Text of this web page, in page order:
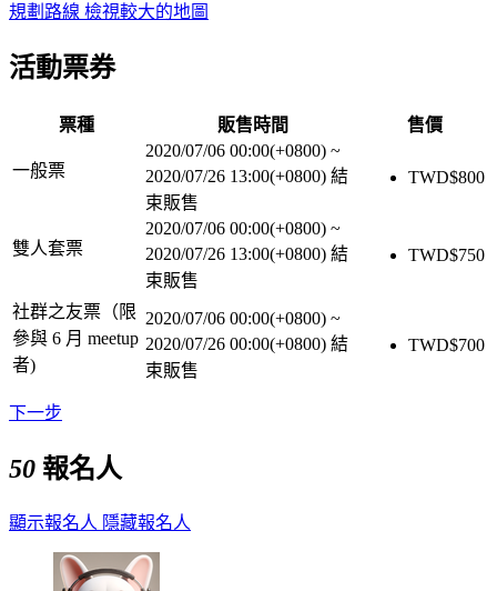
規劃路線 檢視較大的地圖
活動票券
票種 販售時間 售價
一般票
2020/07/06 00:00(+0800) ~
2020/07/26 13:00(+0800) 結
束販售
TWD$800
雙人套票
2020/07/06 00:00(+0800) ~
2020/07/26 13:00(+0800) 結
束販售
TWD$750
社群之友票（限
參與 6 月 meetup
者)
2020/07/06 00:00(+0800) ~
2020/07/26 00:00(+0800) 結
束販售
TWD$700
下一步
50 報名人
顯示報名人 隱藏報名人